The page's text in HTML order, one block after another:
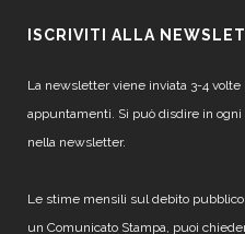
ISCRIVITI ALLA
La newsletter viene inviata 3-4 volte
appuntamenti. Si può disdire in
nella newsletter.
Le stime mensili sul debito
un Comunicato Stampa, puoi